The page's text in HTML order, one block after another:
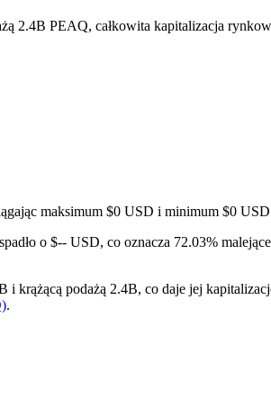
2.4B PEAQ, całkowita kapitalizacja
maksimum $0 USD i minimum $0
o $-- USD, co oznacza 72.03%
i krążącą podażą 2.4B, co daje jej
.